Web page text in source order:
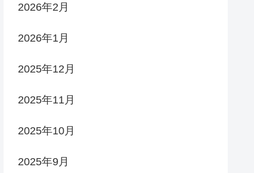
2026年2月
2026年1月
2025年12月
2025年11月
2025年10月
2025年9月